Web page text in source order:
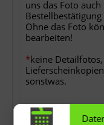
uns das Foto
Ohne das Foto
bearbeiten!
*keine
sonstwas.